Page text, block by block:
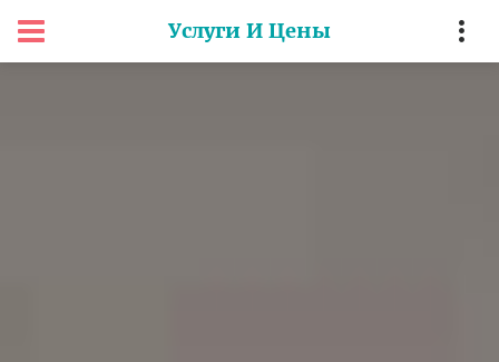
Услуги И Цены